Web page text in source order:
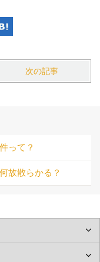
次の記事
って？
故散らかる？